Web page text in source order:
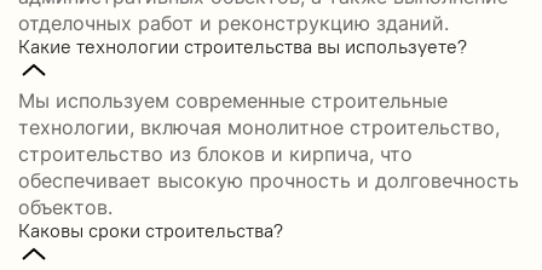
отделочных работ и реконструкцию зданий.
Какие технологии строительства вы используете?
Мы используем современные строительные
технологии, включая монолитное строительство,
строительство из блоков и кирпича, что
обеспечивает высокую прочность и долговечность
объектов.
Каковы сроки строительства?